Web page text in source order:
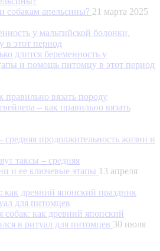
собакам апельсины? 21 марта 2025
длится беременность у
и помощь питомцу в этот период
– как правильно вязать
таксы – средняя
и ее ключевые этапы 13 апреля
собак: как древний японский
в ритуал для питомцев 30 июля